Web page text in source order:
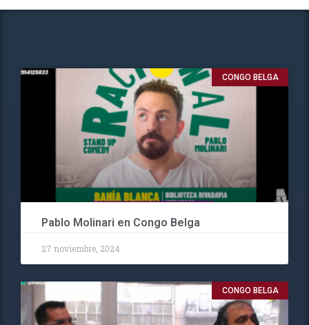
CONGO BELGA
Pablo Molinari en Congo Belga
27 noviembre, 2024
CONGO BELGA